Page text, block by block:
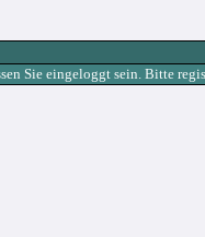
Sie eingeloggt sein. Bitte